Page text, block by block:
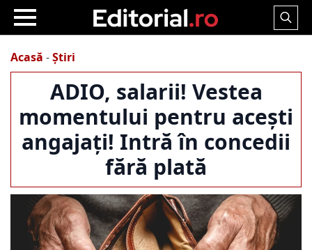
Search
Acasă -Știri
ADIO, salarii! Vestea
momentului pentru acești
angajați! Intră în concedii
fără plată